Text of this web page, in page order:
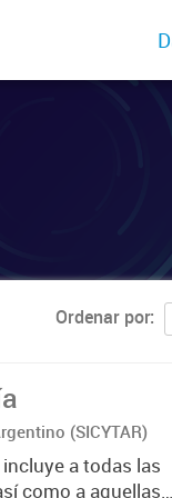
Ordenar por
(SICYTAR)
a todas las
como a aquellas